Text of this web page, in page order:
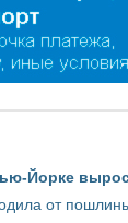
Йорке
от